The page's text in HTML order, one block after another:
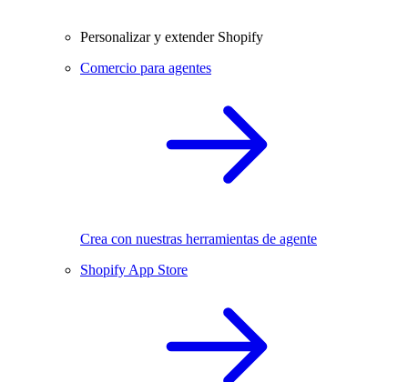
Personalizar y extender Shopify
Comercio para agentes
Crea con nuestras herramientas de agente
Shopify App Store